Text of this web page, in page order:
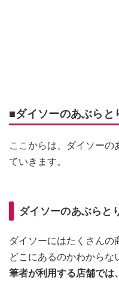
■ダイソーのあぶらと
ここからは、ダイソーの
ていきます。
ダイソーのあぶらと
ダイソーにはたくさん
どこにあるのかわからな
筆者が利用する店舗では